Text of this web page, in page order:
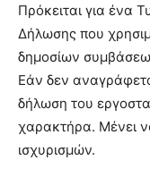
Πρόκειται για ένα
Δήλωσης που
δημοσίων
Εάν δεν
δήλωση του
χαρακτήρα. Μένει
ισχυρισμών.